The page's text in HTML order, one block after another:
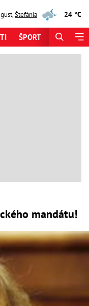
,Štefánia 24 °C
ŠPORT
mandátu!